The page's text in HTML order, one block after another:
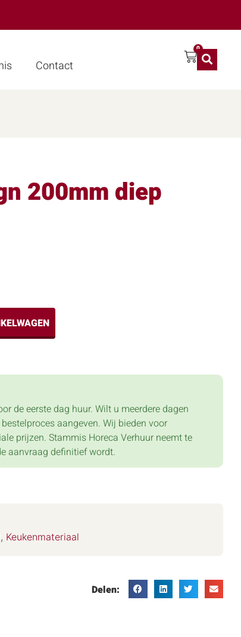
Contact
0
200mm diep
de eerste dag huur. Wilt u meerdere dagen
aangeven. Wij bieden voor
prijzen. Stammis Horeca Verhuur neemt te
aanvraag definitief wordt.
, Keukenmateriaal
Delen: